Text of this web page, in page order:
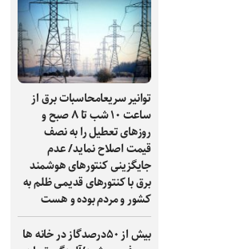
توانیر سریعامحاسبات برق از
ساعت ۱۰ شب تا ۸ صبح و
روزهای تعطیل را به نصف
قیمت اصلاح نماید/ عدم
جایگزینی کنتورهای هوشمند
برق با کنتورهای قدیمی ظلم به
کشور و مردم بوده و هست
بیش از ۵۰درصدگاز در خانه ها